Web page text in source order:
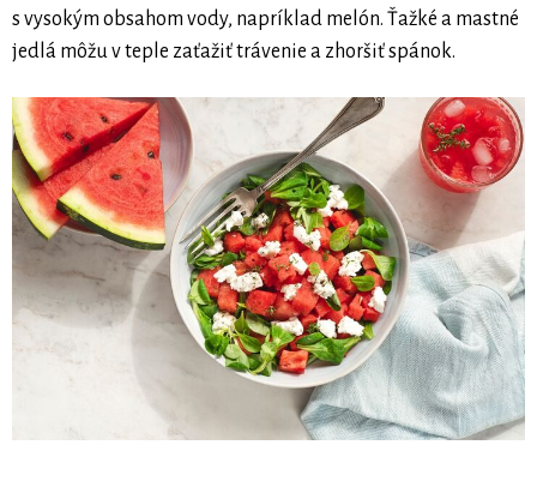
s vysokým obsahom vody, napríklad melón. Ťažké a mastné
jedlá môžu v teple zaťažiť trávenie a zhoršiť spánok.